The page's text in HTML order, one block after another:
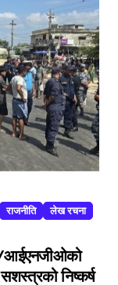
राजनीति
लेख रचना
आईएनजीओको
निष्कर्ष